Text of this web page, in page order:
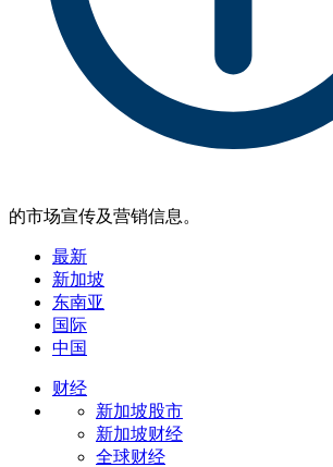
的市场宣传及营销信息。
最新
新加坡
东南亚
国际
中国
财经
新加坡股市
新加坡财经
全球财经